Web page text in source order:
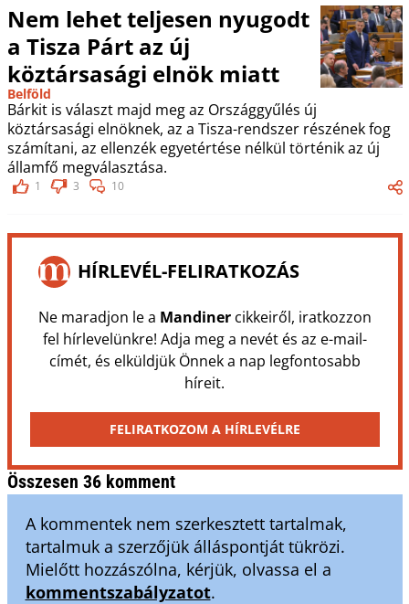
Nem lehet teljesen nyugodt
a Tisza Párt az új
köztársasági elnök miatt
Belföld
Bárkit is választ majd meg az Országgyűlés új
köztársasági elnöknek, az a Tisza-rendszer részének fog
számítani, az ellenzék egyetértése nélkül történik az új
államfő megválasztása.
1 3 10
HÍRLEVÉL-FELIRATKOZÁS
Ne maradjon le a Mandinercikkeiről, iratkozzon
fel hírlevelünkre! Adja meg a nevét és az e-mail-
címét, és elküldjük Önnek a nap legfontosabb
híreit.
FELIRATKOZOM A HÍRLEVÉLRE
Összesen 36 komment
A kommentek nem szerkesztett tartalmak,
tartalmuk a szerzőjük álláspontját tükrözi.
Mielőtt hozzászólna, kérjük, olvassa el a
kommentszabályzatot.